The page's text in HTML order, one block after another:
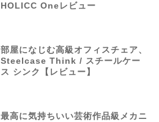
HOLICC Oneレビュー
部屋になじむ高級オフィスチェア、
Steelcase Think / スチールケー
ス シンク【レビュー】
最高に気持ちいい芸術作品級メカニ